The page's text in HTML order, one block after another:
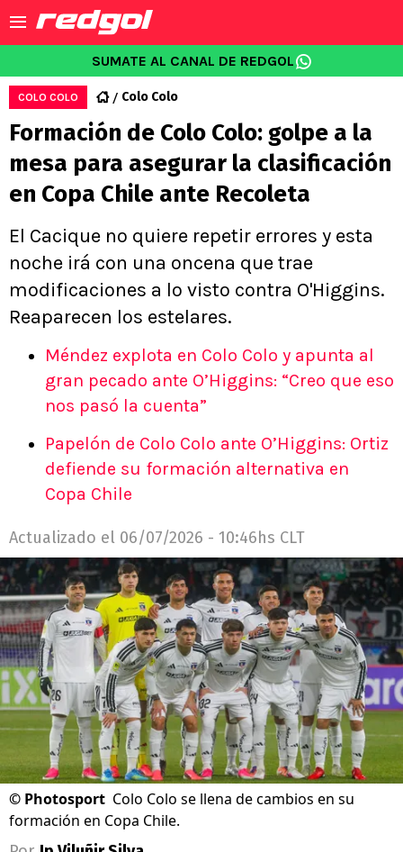
SUMATE AL CANAL DE REDGOL
COLO COLO Colo Colo
Formación de Colo Colo: golpe a la
mesa para asegurar la clasificación
en Copa Chile ante Recoleta
El Cacique no quiere repetir errores y esta
noche irá con una oncena que trae
modificaciones a lo visto contra O'Higgins.
Reaparecen los estelares.
Méndez explota en Colo Colo y apunta al
gran pecado ante O’Higgins: “Creo que eso
nos pasó la cuenta”
Papelón de Colo Colo ante O’Higgins: Ortiz
defiende su formación alternativa en
Copa Chile
Actualizado el 06/07/2026 - 10:46hs CLT
© Photosport Colo Colo se llena de cambios en su
formación en Copa Chile.